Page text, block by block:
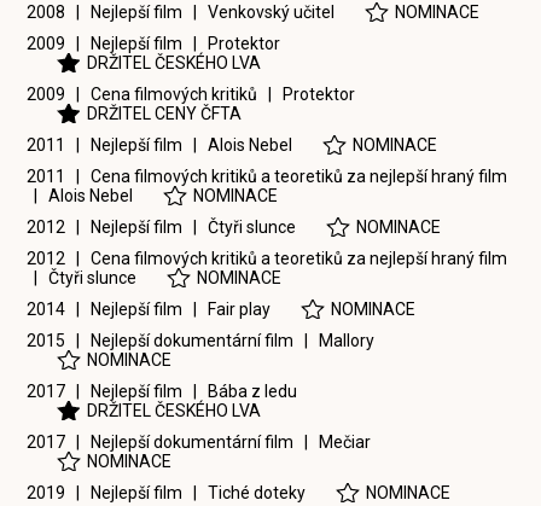
2008 | Nejlepší film |Venkovský učitel
NOMINACE
2009 | Nejlepší film | Protektor
DRŽITEL ČESKÉHO LVA
2009 | Cena filmových kritiků | Protektor
DRŽITEL CENY ČFTA
2011 | Nejlepší film |Alois Nebel
NOMINACE
2011 | Cena filmových kritiků a teoretiků za nejlepší hraný film
|Alois Nebel
NOMINACE
2012 | Nejlepší film |Čtyři slunce
NOMINACE
2012 | Cena filmových kritiků a teoretiků za nejlepší hraný film
|Čtyři slunce
NOMINACE
2014 | Nejlepší film | Fair play
NOMINACE
2015 | Nejlepší dokumentární film | Mallory
NOMINACE
2017 | Nejlepší film | Bába z ledu
DRŽITEL ČESKÉHO LVA
2017 | Nejlepší dokumentární film | Mečiar
NOMINACE
2019 | Nejlepší film |Tiché doteky NOMINACE